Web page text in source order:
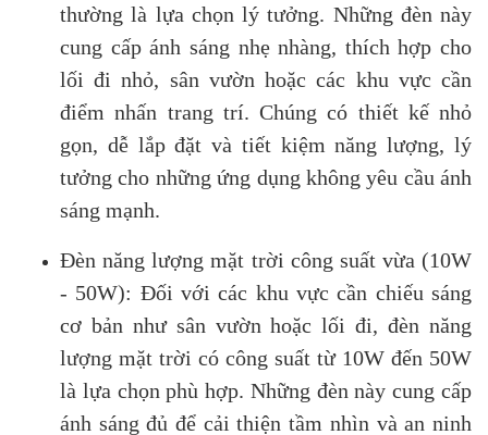
thường là lựa chọn lý tưởng. Những đèn này
cung cấp ánh sáng nhẹ nhàng, thích hợp cho
lối đi nhỏ, sân vườn hoặc các khu vực cần
điểm nhấn trang trí. Chúng có thiết kế nhỏ
gọn, dễ lắp đặt và tiết kiệm năng lượng, lý
tưởng cho những ứng dụng không yêu cầu ánh
sáng mạnh.
Đèn năng lượng mặt trời công suất vừa (10W
- 50W): Đối với các khu vực cần chiếu sáng
cơ bản như sân vườn hoặc lối đi, đèn năng
lượng mặt trời có công suất từ 10W đến 50W
là lựa chọn phù hợp. Những đèn này cung cấp
ánh sáng đủ để cải thiện tầm nhìn và an ninh